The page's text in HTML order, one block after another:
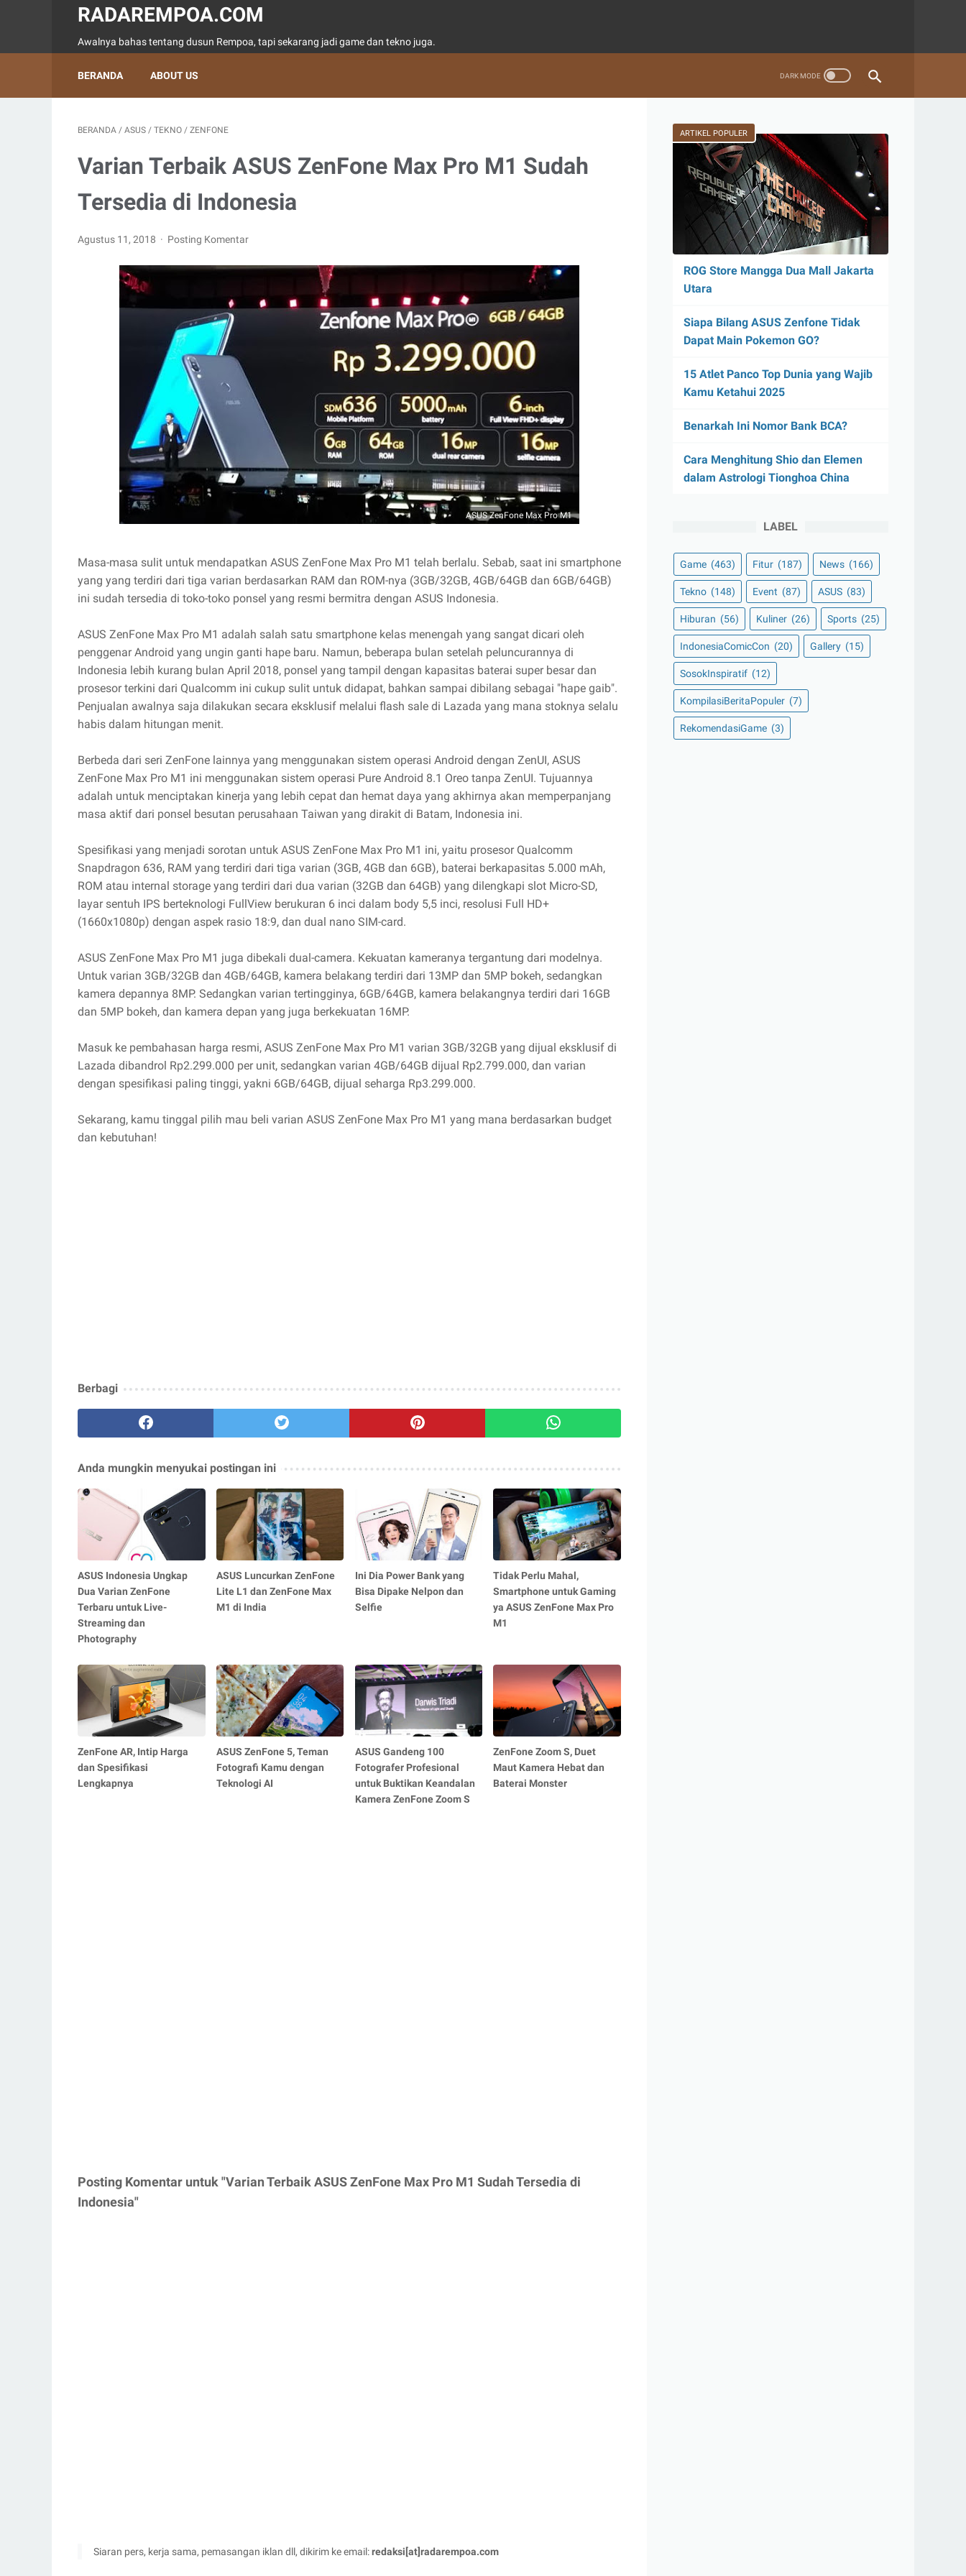
RADAREMPOA.COM
Awalnya bahas tentang dusun Rempoa, tapi sekarang jadi game dan tekno juga.
BERANDA ABOUT US
BERANDA / ASUS / TEKNO / ZENFONE
Varian Terbaik ASUS ZenFone Max Pro M1 Sudah
Tersedia di Indonesia
Agustus 11, 2018 Posting Komentar
ASUS ZenFone Max Pro M1
Masa-masa sulit untuk mendapatkan ASUS ZenFone Max Pro M1 telah berlalu. Sebab, saat ini smartphone
yang yang terdiri dari tiga varian berdasarkan RAM dan ROM-nya (3GB/32GB, 4GB/64GB dan 6GB/64GB)
ini sudah tersedia di toko-toko ponsel yang resmi bermitra dengan ASUS Indonesia.
ASUS ZenFone Max Pro M1 adalah salah satu smartphone kelas menengah yang sangat dicari oleh
penggenar Android yang ungin ganti hape baru. Namun, beberapa bulan setelah peluncurannya di
Indonesia lebih kurang bulan April 2018, ponsel yang tampil dengan kapasitas baterai super besar dan
prosesor terkini dari Qualcomm ini cukup sulit untuk didapat, bahkan sampai dibilang sebagai "hape gaib".
Penjualan awalnya saja dilakukan secara eksklusif melalui flash sale di Lazada yang mana stoknya selalu
habis dalam hitungan menit.
Berbeda dari seri ZenFone lainnya yang menggunakan sistem operasi Android dengan ZenUI, ASUS
ZenFone Max Pro M1 ini menggunakan sistem operasi Pure Android 8.1 Oreo tanpa ZenUI. Tujuannya
adalah untuk menciptakan kinerja yang lebih cepat dan hemat daya yang akhirnya akan memperpanjang
masa aktif dari ponsel besutan perusahaan Taiwan yang dirakit di Batam, Indonesia ini.
Spesifikasi yang menjadi sorotan untuk ASUS ZenFone Max Pro M1 ini, yaitu prosesor Qualcomm
Snapdragon 636, RAM yang terdiri dari tiga varian (3GB, 4GB dan 6GB), baterai berkapasitas 5.000 mAh,
ROM atau internal storage yang terdiri dari dua varian (32GB dan 64GB) yang dilengkapi slot Micro-SD,
layar sentuh IPS berteknologi FullView berukuran 6 inci dalam body 5,5 inci, resolusi Full HD+
(1660x1080p) dengan aspek rasio 18:9, dan dual nano SIM-card.
ASUS ZenFone Max Pro M1 juga dibekali dual-camera. Kekuatan kameranya tergantung dari modelnya.
Untuk varian 3GB/32GB dan 4GB/64GB, kamera belakang terdiri dari 13MP dan 5MP bokeh, sedangkan
kamera depannya 8MP. Sedangkan varian tertingginya, 6GB/64GB, kamera belakangnya terdiri dari 16GB
dan 5MP bokeh, dan kamera depan yang juga berkekuatan 16MP.
Masuk ke pembahasan harga resmi, ASUS ZenFone Max Pro M1 varian 3GB/32GB yang dijual eksklusif di
Lazada dibandrol Rp2.299.000 per unit, sedangkan varian 4GB/64GB dijual Rp2.799.000, dan varian
dengan spesifikasi paling tinggi, yakni 6GB/64GB, dijual seharga Rp3.299.000.
Sekarang, kamu tinggal pilih mau beli varian ASUS ZenFone Max Pro M1 yang mana berdasarkan budget
dan kebutuhan!
Berbagi
Anda mungkin menyukai postingan ini
ASUS Indonesia Ungkap
Dua Varian ZenFone
Terbaru untuk Live-
Streaming dan
Photography
ASUS Luncurkan ZenFone
Lite L1 dan ZenFone Max
M1 di India
Ini Dia Power Bank yang
Bisa Dipake Nelpon dan
Selfie
Tidak Perlu Mahal,
Smartphone untuk Gaming
ya ASUS ZenFone Max Pro
M1
ZenFone AR, Intip Harga
dan Spesifikasi
Lengkapnya
ASUS ZenFone 5, Teman
Fotografi Kamu dengan
Teknologi AI
ASUS Gandeng 100
Fotografer Profesional
untuk Buktikan Keandalan
Kamera ZenFone Zoom S
ZenFone Zoom S, Duet
Maut Kamera Hebat dan
Baterai Monster
Posting Komentar untuk "Varian Terbaik ASUS ZenFone Max Pro M1 Sudah Tersedia di
Indonesia"
Siaran pers, kerja sama, pemasangan iklan dll, dikirim ke email:redaksi[at]radarempoa.com
ARTIKEL POPULER
ROG Store Mangga Dua Mall Jakarta
Utara
Siapa Bilang ASUS Zenfone Tidak
Dapat Main Pokemon GO?
15 Atlet Panco Top Dunia yang Wajib
Kamu Ketahui 2025
Benarkah Ini Nomor Bank BCA?
Cara Menghitung Shio dan Elemen
dalam Astrologi Tionghoa China
LABEL
Game (463) Fitur (187) News (166)
Tekno (148) Event (87) ASUS (83)
Hiburan (56) Kuliner (26) Sports (25)
IndonesiaComicCon (20) Gallery (15)
SosokInspiratif (12)
KompilasiBeritaPopuler (7)
RekomendasiGame (3)